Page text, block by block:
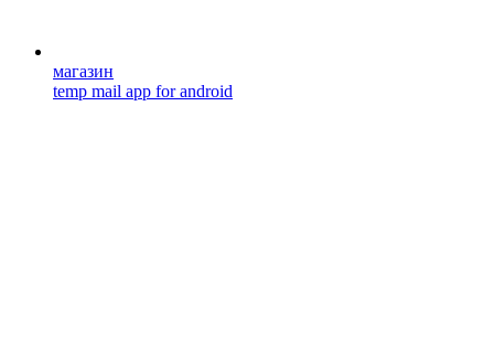
магазин
temp mail app for android